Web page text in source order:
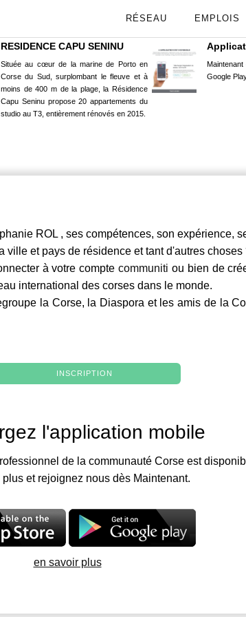
RÉSEAU EMPLOIS
RESIDENCE CAPU SENINU
Située au cœur de la marine de Porto en
Corse du Sud, surplombant le fleuve et à
moins de 400 m de la plage, la Résidence
Capu Seninu propose 20 appartements du
studio au T3, entièrement rénovés en 2015.
Google
ROL , ses compétences, son expérience,
ville et pays de résidence et tant d'autres choses
à votre comptecommuniti ou bien de
international des corses dans le monde.
la Corse, la Diaspora et les amis de la
INSCRIPTION
l'application mobile
de la communauté Corse est
plus et rejoignez nous dès Maintenant.
en savoir plus